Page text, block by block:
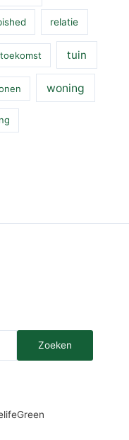
relatie
toekomst tuin
woning
Zoeken